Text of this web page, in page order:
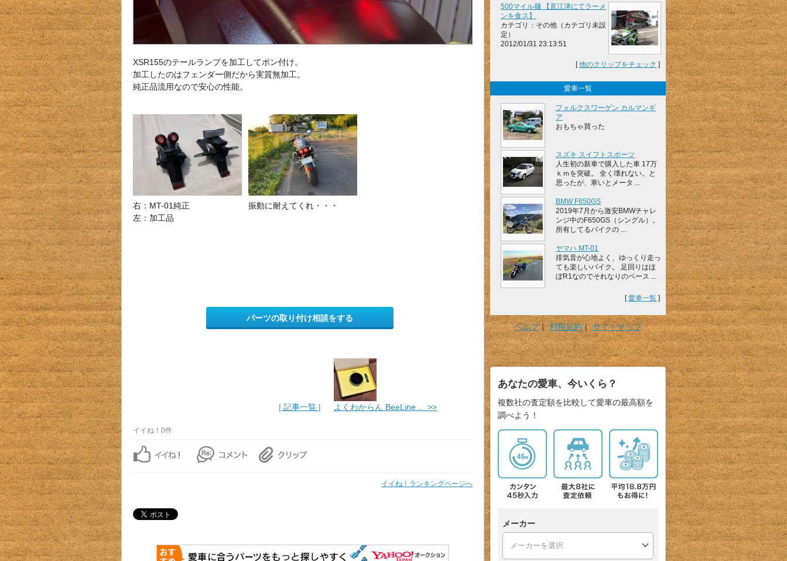
XSR155のテールランプを加工してポン付け。
加工したのはフェンダー側だから実質無加工。
純正品流用なので安心の性能。
右：MT-01純正
左：加工品
振動に耐えてくれ・・・
パーツの取り付け相談をする
| 記事一覧 | よくわからん BeeLine ... >>
イイね！0件
イイね！ランキングページへ
500マイル麺 【直江津にてラーメ
ンを食ス】
カテゴリ：その他（カテゴリ未設
定）
2012/01/31 23:13:51
[他のクリップをチェック ]
愛車一覧
フォルクスワーゲン カルマンギ
ア
おもちゃ買った
スズキ スイフトスポーツ
人生初の新車で購入した車 17万
ｋｍを突破。 全く壊れない。と
思ったが、寒いとメータ ...
BMW F650GS
2019年7月から激安BMWチャレ
ンジ中のF650GS（シングル）。
所有してるバイクの ...
ヤマハ MT-01
排気音が心地よく、ゆっくり走っ
ても楽しいバイク。 足回りはほ
ぼR1なのでそれなりのペース ...
[愛車一覧 ]
ヘルプ｜利用規約｜サイトマップ
あなたの愛車、今いくら？
複数社の査定額を比較して愛車の最高額を
調べよう！
メーカー